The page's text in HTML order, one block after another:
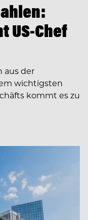
US-Chef
aus der
wichtigsten
kommt es zu